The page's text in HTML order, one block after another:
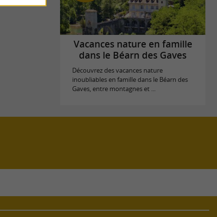
Vacances nature en famille
dans le Béarn des Gaves
Découvrez des vacances nature
inoubliables en famille dans le Béarn des
Gaves, entre montagnes et ...